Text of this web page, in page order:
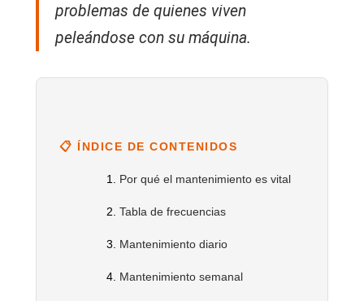
problemas de quienes viven
peleándose con su máquina.
📋 ÍNDICE DE CONTENIDOS
Por qué el mantenimiento es vital
Tabla de frecuencias
Mantenimiento diario
Mantenimiento semanal